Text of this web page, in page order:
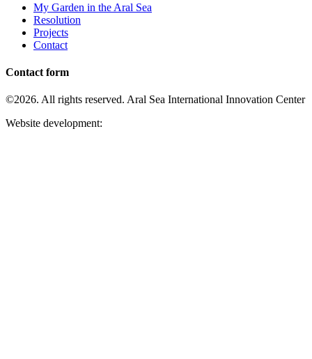
My Garden in the Aral Sea
Resolution
Projects
Contact
Contact form
©2026. All rights reserved. Aral Sea International Innovation Center
Website development: